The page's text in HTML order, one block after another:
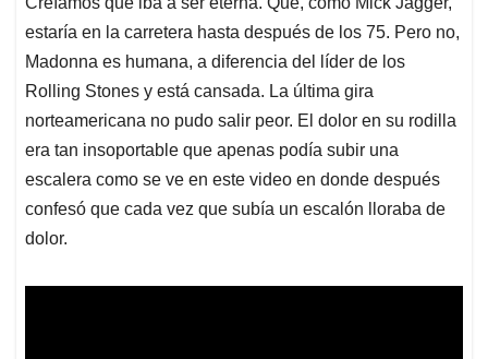
s
A
p
p
b
o
o
k
e
d
I
n
l
a
d
s
estaría en la carretera hasta después de los 75. Pero no,
Madonna es humana, a diferencia del líder de los
Rolling Stones y está cansada. La última gira
norteamericana no pudo salir peor. El dolor en su rodilla
era tan insoportable que apenas podía subir una
escalera como se ve en este video en donde después
confesó que cada vez que subía un escalón lloraba de
dolor.